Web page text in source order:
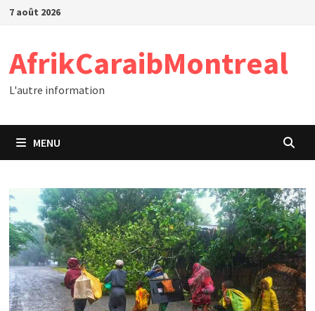
Passer
7 août 2026
AfrikCaraibMontreal
L'autre information
MENU